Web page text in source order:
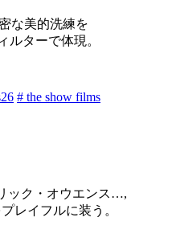
な美的洗練を
ルターで体現。
# the show films
ック・オウエンス…,
レイフルに装う。